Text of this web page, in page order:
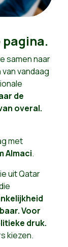
samen naar
vandaag
de
overal.
met
Almaci.
uit Qatar
Voor
druk.
kiezen.